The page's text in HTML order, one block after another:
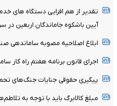
تقدیر از هم افزایی دستگاه های
آیین باشکوه جاماندگان اربعین در
ابلاغ اصلاحیه مصوبه ساماندهی
اجرای قانون برنامه هفتم راه کار
پیگیری حقوقی جنایات جنگ‌های
مبلغ کالابرگ باید با توجه به